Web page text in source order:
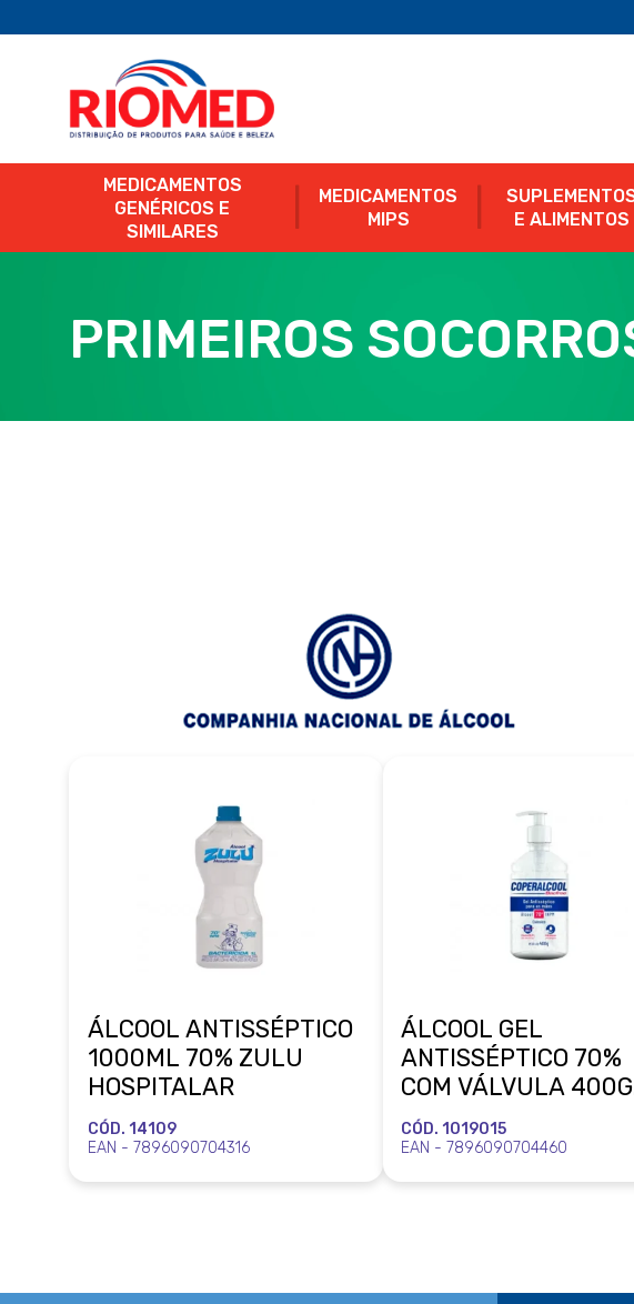
MEDICAMENTOS
GENÉRICOS E
SIMILARES
MEDICAMENTOS
MIPS
E ALIMENTOS
PRIMEIROS
ÁLCOOL ANTISSÉPTICO
1000ML 70% ZULU
HOSPITALAR
CÓD. 14109
EAN - 7896090704316
ÁLCOOL GEL
ANTISSÉPTICO 70%
COM VÁLVULA 400G
COOPER
CÓD. 1019015
EAN - 7896090704460